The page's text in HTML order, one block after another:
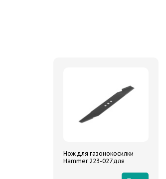
Нож для газонокосилки
Hammer 223-027 для